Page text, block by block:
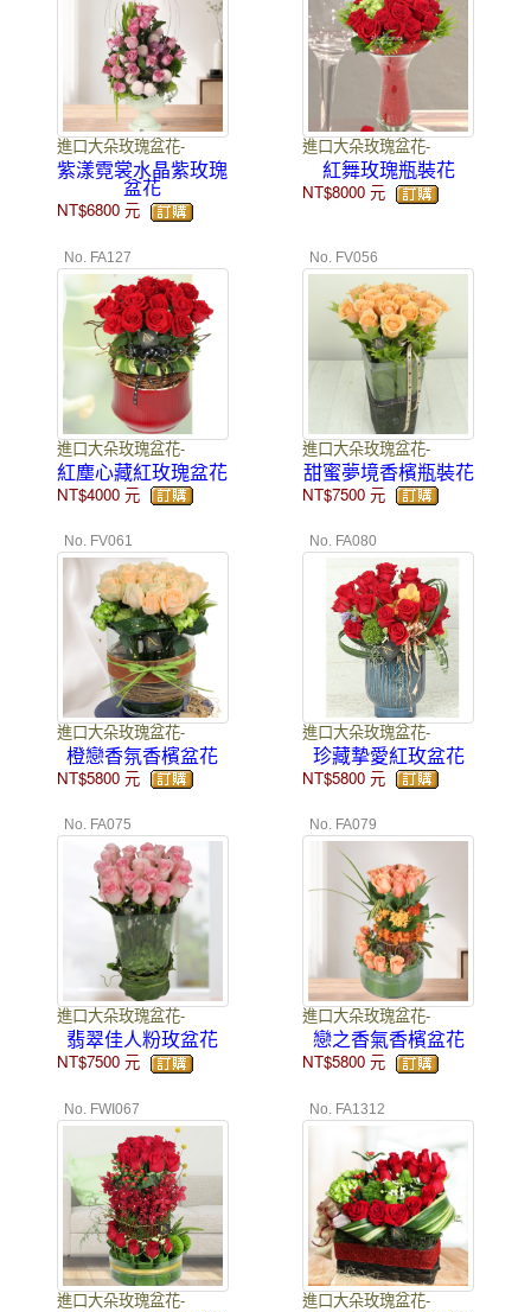
進口大朵玫瑰盆花-
紫漾霓裳水晶紫玫瑰
盆花
NT$6800元
進口大朵玫瑰盆花-
紅舞玫瑰瓶裝花
NT$8000 元
No. FA127
進口大朵玫瑰盆花-
紅塵心藏紅玫瑰盆花
NT$4000元
No. FV056
進口大朵玫瑰盆花-
甜蜜夢境香檳瓶裝花
NT$7500 元
No. FV061
進口大朵玫瑰盆花-
橙戀香氛香檳盆花
NT$5800元
No. FA080
進口大朵玫瑰盆花-
珍藏摯愛紅玫盆花
NT$5800 元
No. FA075
進口大朵玫瑰盆花-
翡翠佳人粉玫盆花
NT$7500元
No. FA079
進口大朵玫瑰盆花-
戀之香氣香檳盆花
NT$5800 元
No. FWI067
進口大朵玫瑰盆花-
No. FA1312
進口大朵玫瑰盆花-